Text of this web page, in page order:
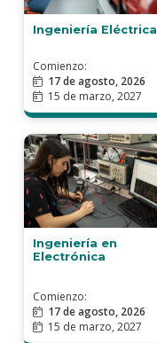
Ingeniería Eléctrica
Comienzo:
17 de agosto, 2026
15 de marzo, 2027
Ingeniería en
Electrónica
Comienzo:
17 de agosto, 2026
15 de marzo, 2027